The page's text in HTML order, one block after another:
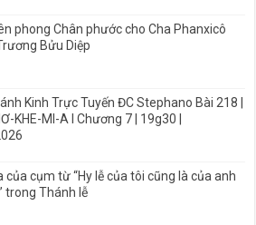
phong Chân phước cho Cha Phanxicô
Bửu Diệp
Kinh Trực Tuyến ĐC Stephano Bài 218 |
KHE-MI-A I Chương 7 | 19g30 |
của cụm từ “Hy lễ của tôi cũng là của anh
trong Thánh lễ